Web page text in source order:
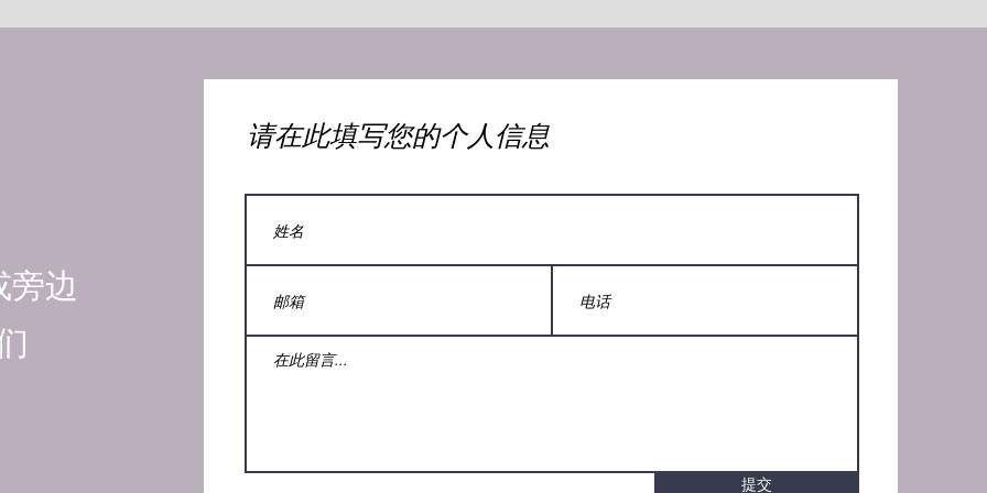
边
​请在此填写您的个人信息
提交